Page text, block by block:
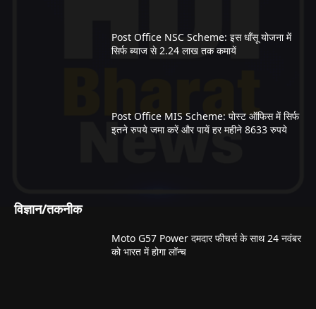
Post Office NSC Scheme: इस धाँसू योजना में
सिर्फ ब्याज से 2.24 लाख तक कमायें
Post Office MIS Scheme: पोस्ट ऑफिस में सिर्फ
इतने रुपये जमा करें और पायें हर महीने 8633 रुपये
विज्ञान/तकनीक
Moto G57 Power दमदार फीचर्स के साथ 24 नवंबर
को भारत में होगा लॉन्च